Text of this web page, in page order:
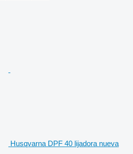
Husqvarna DPF 40 lijadora nueva